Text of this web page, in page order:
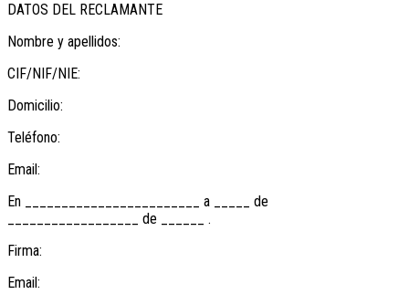
DATOS DEL RECLAMANTE
Nombre y apellidos:
CIF/NIF/NIE:
Domicilio:
Teléfono:
Email:
En ________________________ a _____ de
__________________ de ______ .
Firma:
Email: